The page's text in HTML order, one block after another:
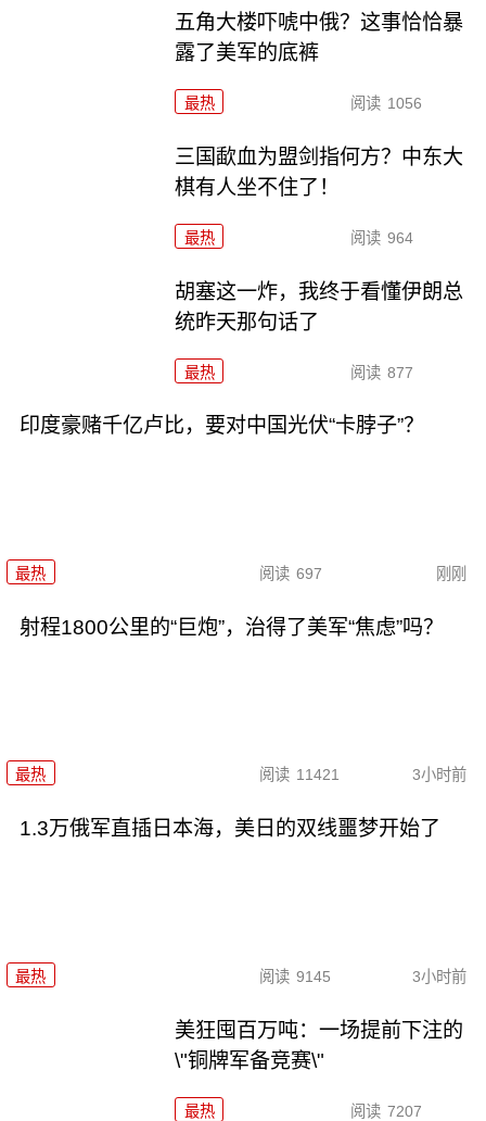
五角大楼吓唬中俄？这事恰恰暴
露了美军的底裤
最热 阅读 1056
三国歃血为盟剑指何方？中东大
棋有人坐不住了！
最热 阅读 964
胡塞这一炸，我终于看懂伊朗总
统昨天那句话了
最热 阅读 877
印度豪赌千亿卢比，要对中国光伏“卡脖子”？
最热 阅读 697 刚刚
射程1800公里的“巨炮”，治得了美军“焦虑”吗？
最热 阅读 11421 3小时前
1.3万俄军直插日本海，美日的双线噩梦开始了
最热 阅读 9145 3小时前
美狂囤百万吨：一场提前下注的
\"铜牌军备竞赛\"
最热 阅读 7207